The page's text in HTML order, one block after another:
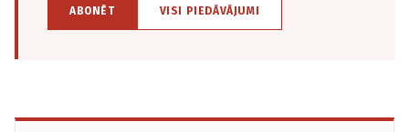
ABONĒT VISI PIEDĀVĀJUMI